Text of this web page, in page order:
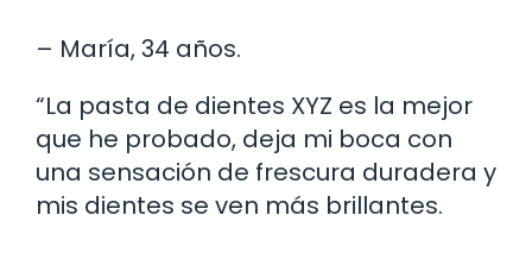
– María, 34 años.
“La pasta de dientes XYZ es la mejor
que he probado, deja mi boca con
una sensación de frescura duradera y
mis dientes se ven más brillantes.